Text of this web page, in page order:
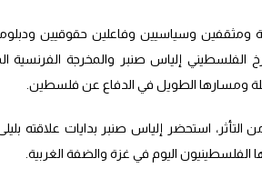
ومثقفين وسياسيين وفاعلين حقوقيين
الفلسطيني إلياس صنبر والمخرجة الفرنسية
ومسارها الطويل في الدفاع عن فلسطين.
استحضر إلياس صنبر بدايات علاقته
الفلسطينيون اليوم في غزة والضفة الغربية.